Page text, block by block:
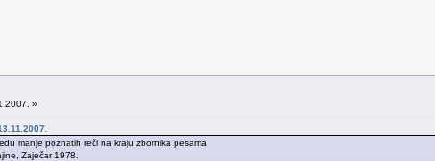
»
manje poznatih reči na kraju zbornika pesama
Zaječar 1978.